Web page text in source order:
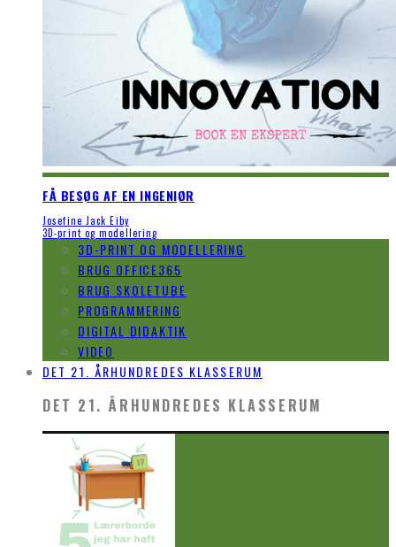
FÅ BESØG AF EN INGENIØR
Josefine Jack Eiby
3D-print og modellering
3D-PRINT OG MODELLERING
BRUG OFFICE365
BRUG SKOLETUBE
PROGRAMMERING
DIGITAL DIDAKTIK
VIDEO
DET 21. ÅRHUNDREDES KLASSERUM
DET 21. ÅRHUNDREDES KLASSERUM